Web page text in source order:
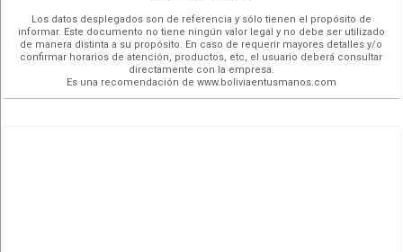
Los datos desplegados son de referencia y sólo tienen el propósito de
informar. Este documento no tiene ningún valor legal y no debe ser utilizado
de manera distinta a su propósito. En caso de requerir mayores detalles y/o
confirmar horarios de atención, productos, etc, el usuario deberá consultar
directamente con la empresa.
Es una recomendación de www.boliviaentusmanos.com